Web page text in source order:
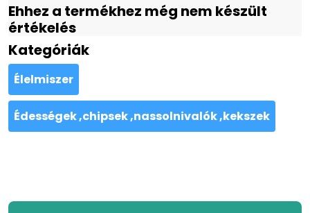
Ehhez a termékhez még nem készült
értékelés
Kategóriák
Élelmiszer
Édességek ,chipsek ,nassolnivalók ,kekszek